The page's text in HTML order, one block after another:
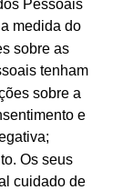
Pessoais
medida do
sobre as
tenham
sobre a
e
Os seus
cuidado de